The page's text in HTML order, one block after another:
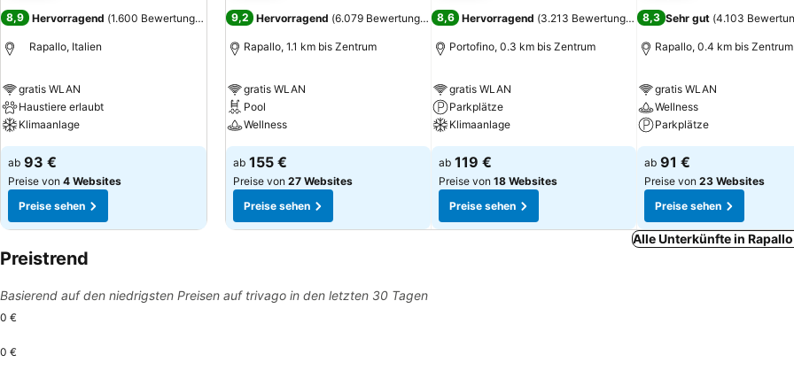
8,9 Hervorragend (1.600 Bewertungen
Rapallo, Italien
gratis WLAN
Haustiere erlaubt
Klimaanlage
ab 93 €
Preise von 4 Websites
Preise sehen
9,2 Hervorragend (6.079 Bewertungen)
Rapallo, 1.1 km bis Zentrum
gratis WLAN
Pool
Wellness
ab 155 €
Preise von 27 Websites
Preise sehen
8,6 Hervorragend (3.213 Bewertungen)
Portofino, 0.3 km bis Zentrum
gratis WLAN
Parkplätze
Klimaanlage
ab 119 €
Preise von 18 Websites
Preise sehen
8,3 Sehr gut (4.103
Rapallo, 0.4 km bis Zentrum
gratis WLAN
Wellness
Parkplätze
ab 91 €
Preise von 23 Websites
Preise sehen
Alle Unterkünfte in
Preistrend
Basierend auf den niedrigsten Preisen auf trivago in den letzten 30 Tagen
0 €
0 €